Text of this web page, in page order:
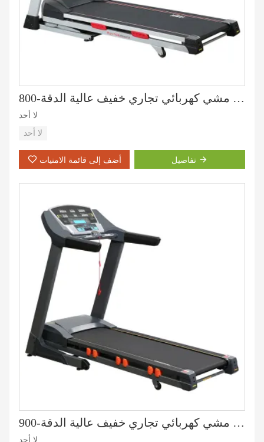
جهاز مشي كهربائي تجاري خفيف عالية الدقة-800
لا أحد
لا أحد
أضف إلى قائمة الامنيات تفاصيل
جهاز مشي كهربائي تجاري خفيف عالية الدقة-900
لا أحد